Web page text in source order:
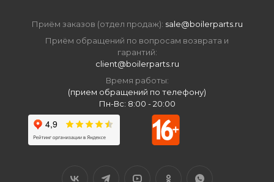
Приём заказов (отдел продаж): sale@boilerparts.ru
Приём обращений по вопросам возврата и
гарантий:
client@boilerparts.ru
Время работы:
(прием обращений по телефону)
Пн-Вс: 8:00 - 20:00